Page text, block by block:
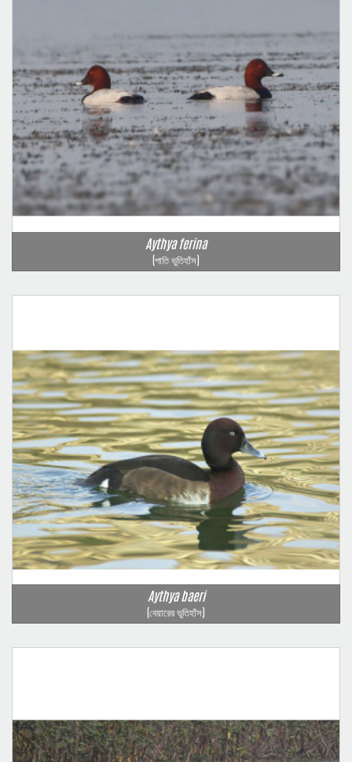
Aythya ferina
(পাতি ভুতিহাঁস)
Aythya baeri
(বেয়ারের ভুতিহাঁস)